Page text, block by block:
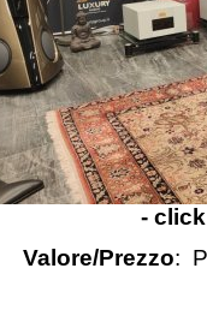
-
Valore/Prezzo: